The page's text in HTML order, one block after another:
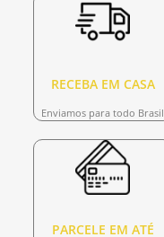
RECEBA EM CASA
Enviamos para todo Brasil
PARCELE EM ATÉ